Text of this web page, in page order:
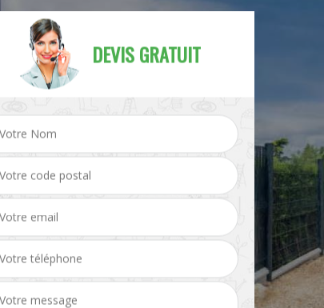
Pose et changement de Pose de grillage 37
DEVIS GRATUIT